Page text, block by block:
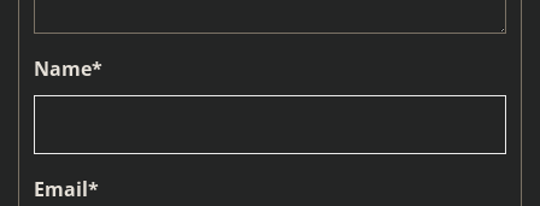
Name*
Email*